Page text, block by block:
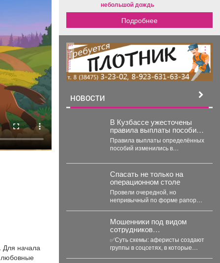
Для начала
небольшой дождь
Подробнее
реклама
НОВОСТИ
В Кузбассе ужесточены
правила выплаты пособий
– кого их лишили
Правила выплаты определённых
пособий изменились в
опекунов больше не может их...
Спасать не только на
операционном столе
Провели очередной, но
непривычный по форме рапорт.
угрозе. Какие зоны...
‍Мошенники под видом
сотрудников
маркетплейсов
обманывают россиян, у
которых скоро день
рождения.
✅Суть схемы: аферисты создают
группы в соцсетях, в которые